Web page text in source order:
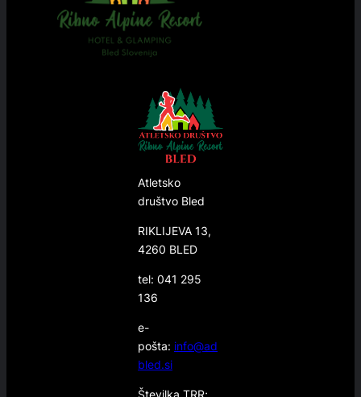
Atletsko
društvo Bled
RIKLIJEVA 13,
4260 BLED
tel: 041 295
136
e-
pošta: info@ad
bled.si
Številka TRR;